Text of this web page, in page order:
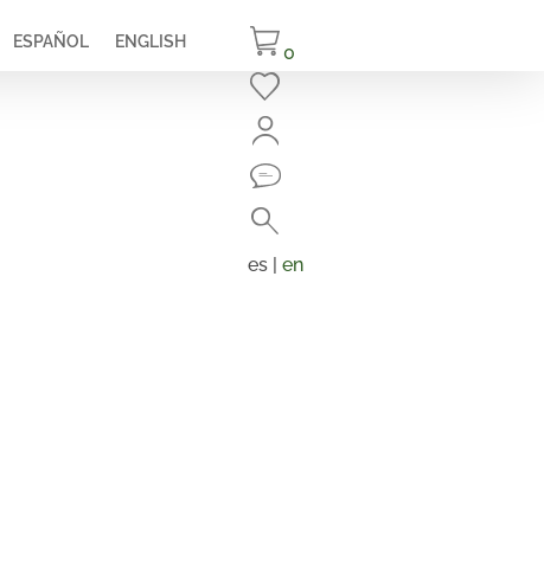
ESPAÑOL ENGLISH 0
es | en